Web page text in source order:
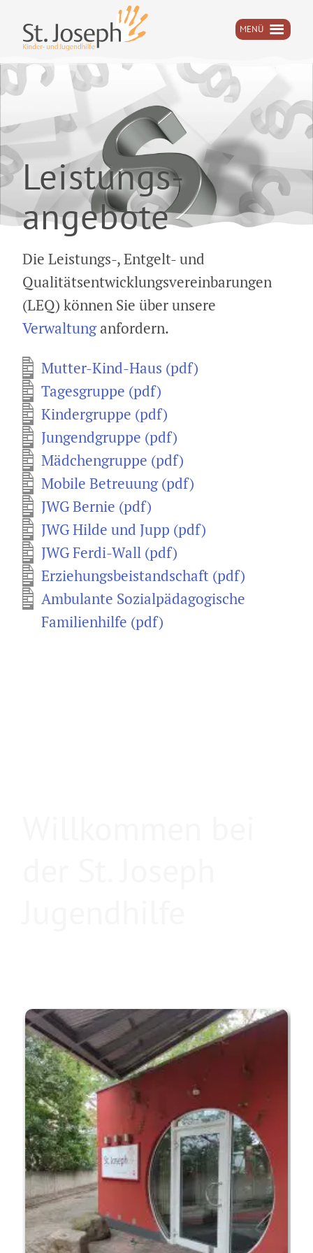
Skip
to
content
MENÜ
Leistungs­
angebote
Die Leistungs-, Entgelt- und
Qualitätsentwicklungsvereinbarungen
(LEQ) können Sie über unsere
Verwaltunganfordern.
Mutter-Kind-Haus (pdf)
Tagesgruppe (pdf)
Kindergruppe (pdf)
Jungendgruppe (pdf)
Mädchengruppe (pdf)
Mobile Betreuung (pdf)
JWG Bernie (pdf)
JWG Hilde und Jupp (pdf)
JWG Ferdi-Wall (pdf)
Erziehungsbeistandschaft (pdf)
Ambulante Sozialpädagogische
Familienhilfe (pdf)